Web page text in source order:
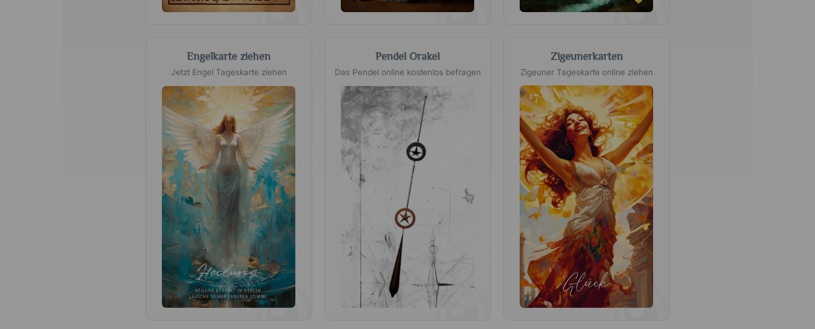
Engelkarte ziehen
Jetzt Engel Tageskarte ziehen
Pendel Orakel
Das Pendel online kostenlos befragen
Zigeunerkarten
Zigeuner Tageskarte online ziehen